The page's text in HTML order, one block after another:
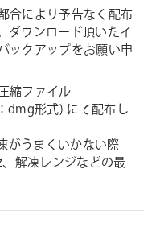
合により予告なく配布
ダウンロード頂いたイ
ックアップをお願い申
縮ファイル
dmg形式) にて配布し
がうまくいかない際
解凍レンジなどの最